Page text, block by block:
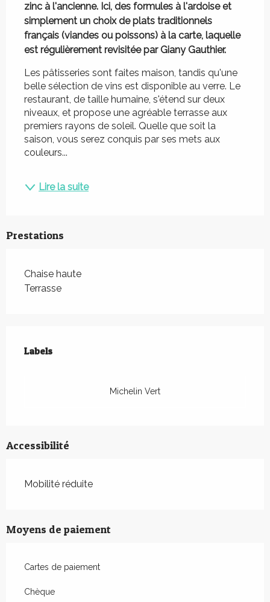
zinc à l'ancienne. Ici, des formules à l'ardoise et
simplement un choix de plats traditionnels
français (viandes ou poissons) à la carte, laquelle
est régulièrement revisitée par Giany Gauthier.
Les pâtisseries sont faites maison, tandis qu'une
belle sélection de vins est disponible au verre. Le
restaurant, de taille humaine, s'étend sur deux
niveaux, et propose une agréable terrasse aux
premiers rayons de soleil. Quelle que soit la
saison, vous serez conquis par ses mets aux
couleurs...
Lire la suite
Prestations
Chaise haute
Terrasse
Labels
Labels
Michelin Vert
Accessibilité
Mobilité réduite
Moyens de paiement
Cartes de paiement
Chèque